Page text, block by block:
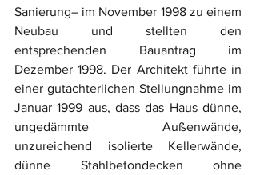
Sanierung– im November 1998 zu einem
Neubau und stellten den
entsprechenden Bauantrag im
Dezember 1998. Der Architekt führte in
einer gutachterlichen Stellungnahme im
Januar 1999 aus, dass das Haus dünne,
ungedämmte Außenwände,
unzureichend isolierte Kellerwände,
dünne Stahlbetondecken ohne